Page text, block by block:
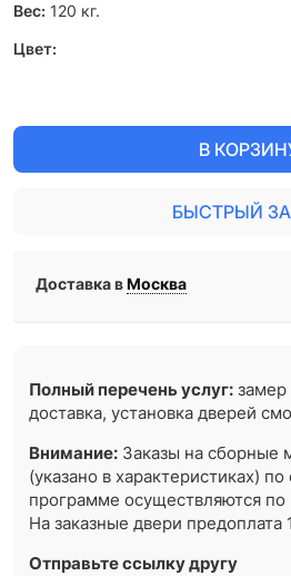
Вес: 120 кг.
Цвет:
В
БЫСТРЫЙ
Доставка вМосква
Полный перечень услуг: замер
доставка, установка дверей
Внимание: Заказы на сборные
(указано в характеристиках) по
программе осуществляются по
На заказные двери предоплата
Отправьте ссылку другу